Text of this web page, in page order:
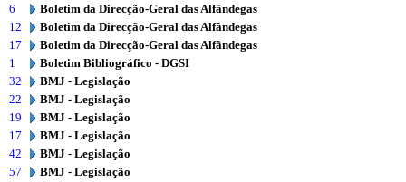
6
Boletim da Direcção-Geral das Alfândegas
12
Boletim da Direcção-Geral das Alfândegas
17
Boletim da Direcção-Geral das Alfândegas
1
Boletim Bibliográfico - DGSI
32
BMJ - Legislação
22
BMJ - Legislação
19
BMJ - Legislação
17
BMJ - Legislação
42
BMJ - Legislação
57
BMJ - Legislação